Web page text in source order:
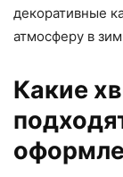
декоративные
атмосферу в
Какие